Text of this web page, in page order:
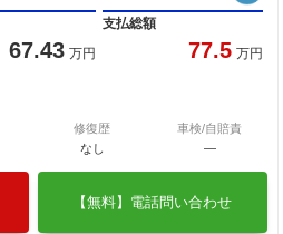
67.43 万円
支払総額
77.5 万円
修復歴
なし
車検/自賠責
―
【無料】電話問い合わせ